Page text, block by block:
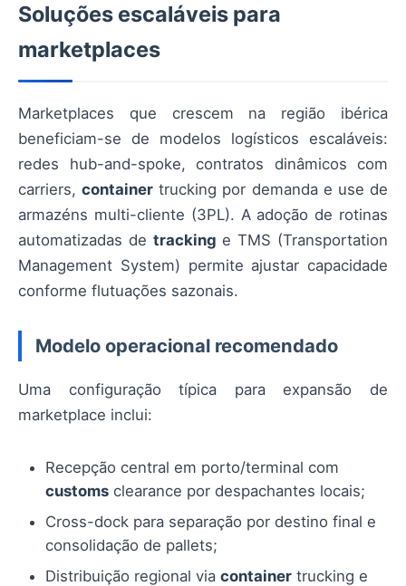
Soluções escaláveis para
marketplaces
Marketplaces que crescem na região ibérica
beneficiam-se de modelos logísticos escaláveis:
redes hub-and-spoke, contratos dinâmicos com
carriers,container trucking por demanda e use de
armazéns multi-cliente (3PL). A adoção de rotinas
automatizadas de tracking e TMS (Transportation
Management System) permite ajustar capacidade
conforme flutuações sazonais.
Modelo operacional recomendado
Uma configuração típica para expansão de
marketplace inclui:
Recepção central em porto/terminal com
customs clearance por despachantes locais;
Cross-dock para separação por destino final e
consolidação de pallets;
Distribuição regional via container trucking e